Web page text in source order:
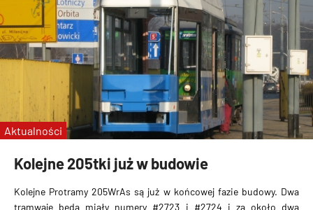
Kolejne 205tki już w budowie
Kolejne Protramy 205WrAs są już w końcowej fazie budowy. Dwa
tramwaje będą miały numery #2723 i #2724 i za około dwa
Aktualności